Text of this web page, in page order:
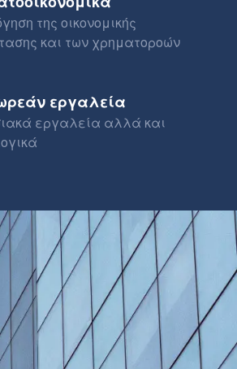
της οικονομικής
και των χρηματοροών
εργαλεία
εργαλεία αλλά και